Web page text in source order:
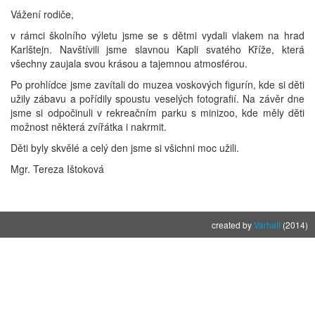
Vážení rodiče,
v rámci školního výletu jsme se s dětmi vydali vlakem na hrad
Karlštejn. Navštívili jsme slavnou Kapli svatého Kříže, která
všechny zaujala svou krásou a tajemnou atmosférou.
Po prohlídce jsme zavítali do muzea voskových figurín, kde si děti
užily zábavu a pořídily spoustu veselých fotografií. Na závěr dne
jsme si odpočinuli v rekreačním parku s minizoo, kde měly děti
možnost některá zvířátka i nakrmit.
Děti byly skvělé a celý den jsme si všichni moc užili.
Mgr. Tereza Ištoková
created byVarhall (2014)